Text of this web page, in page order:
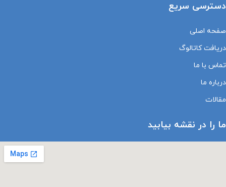
دسترسی سریع
صفحه اصلی
دریافت کاتالوگ
تماس با ما
درباره ما
مقالات
ما را در نقشه بیابید